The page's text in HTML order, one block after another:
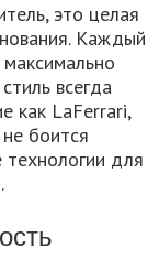
это целая
Каждый
всегда
как LaFerrari,
боится
технологии для